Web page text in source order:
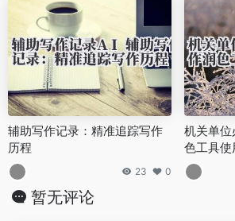
辅助写作记录：精准追踪写作
历程
23 0
机关单位
色工具使
暂无评论